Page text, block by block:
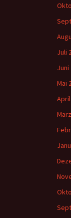
Juli
Juni
Mai